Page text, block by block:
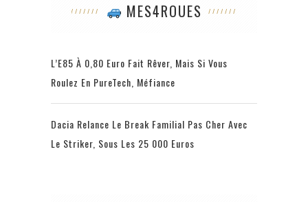
MES4ROUES
L’E85 À 0,80 Euro Fait Rêver, Mais Si Vous
Roulez En PureTech, Méfiance
Dacia Relance Le Break Familial Pas Cher Avec
Le Striker, Sous Les 25 000 Euros